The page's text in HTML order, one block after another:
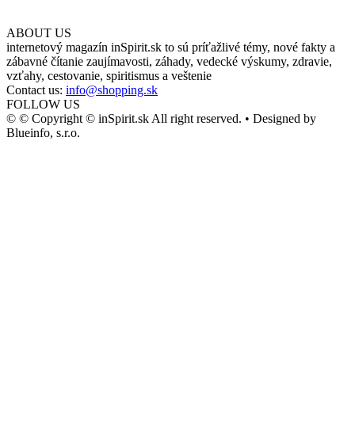
ABOUT US
internetový magazín inSpirit.sk to sú príťažlivé témy, nové fakty a
zábavné čítanie zaujímavosti, záhady, vedecké výskumy, zdravie,
vzťahy, cestovanie, spiritismus a veštenie
Contact us: info@shopping.sk
FOLLOW US
© © Copyright © inSpirit.sk All right reserved. • Designed by
Blueinfo, s.r.o.